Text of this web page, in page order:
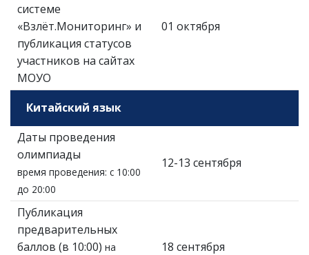
системе
«Взлёт.Мониторинг» и
публикация статусов
участников на сайтах
МОУО
01 октября
Китайский язык
Даты проведения
олимпиады
время проведения: с 10:00
до 20:00
12-13 сентября
Публикация
предварительных
баллов (в 10:00) на
18 сентября